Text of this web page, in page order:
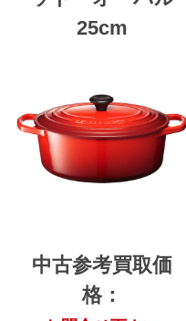
25cm
中古参考買取価
格：